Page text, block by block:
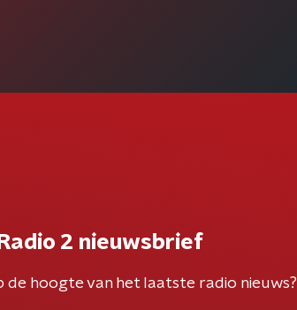
2 nieuwsbrief
de hoogte van het laatste radio nieuws?